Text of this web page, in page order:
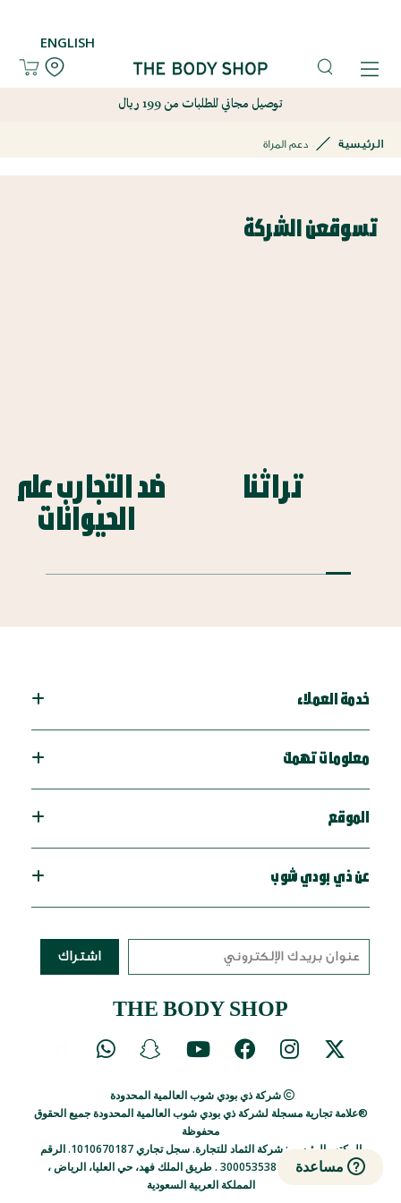
ENGLISH
توصيل مجاني للطلبات من 199 ريال
الرئيسية دعم المراة
تسوقعن الشركة
تراثنا ضد التجارب على
الحيوانات
خدمة العملاء
معلومات تهمك
الموقع
عن ذي بودي شوب
اشتراك
THE BODY SHOP
شركة ذي بودي شوب العالمية المحدودة
®علامة تجارية مسجلة لشركة ذي بودي شوب العالمية المحدودة جميع الحقوق
محفوظة
المكتب الرئيسي: شركة الثماد للتجارة. سجل تجاري 1010670187.
الرقم
الضريبي 300053538400003 .
طريق الملك فهد، حي العليا، الرياض ،
المملكة العربية السعودية
مساعدة